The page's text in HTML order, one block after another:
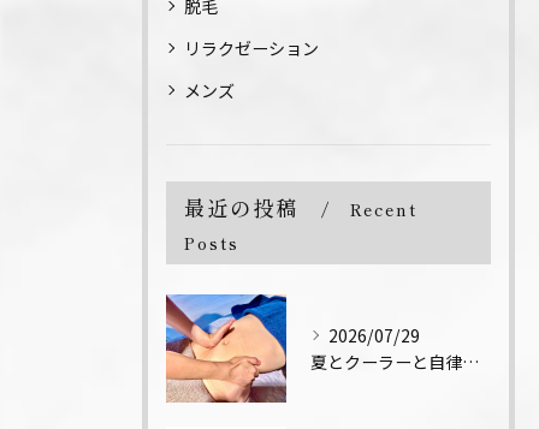
脱毛
リラクゼーション
メンズ
最近の投稿
Recent
Posts
2026/07/29
夏とクーラーと自律神経↓